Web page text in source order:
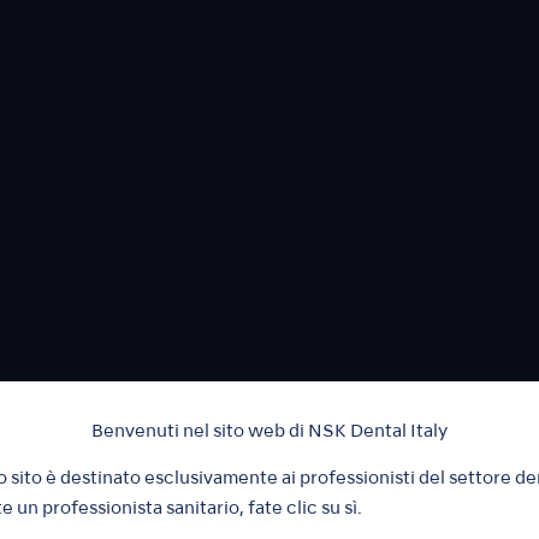
Benvenuti nel sito web di NSK Dental Italy
sito è destinato esclusivamente ai professionisti del settore
un professionista sanitario, fate clic su sì.